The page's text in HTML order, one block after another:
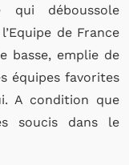
déboussole
de France
basse, emplie de
équipes favorites
A condition que
soucis dans le